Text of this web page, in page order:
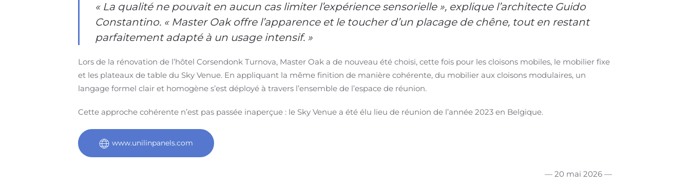
« La qualité ne pouvait en aucun cas limiter l’expérience sensorielle », explique l’architecte Guido
Constantino. « Master Oak offre l’apparence et le toucher d’un placage de chêne, tout en restant
parfaitement adapté à un usage intensif. »
Lors de la rénovation de l’hôtel Corsendonk Turnova, Master Oak a de nouveau été choisi, cette fois pour les cloisons mobiles, le mobilier fixe
et les plateaux de table du Sky Venue. En appliquant la même finition de manière cohérente, du mobilier aux cloisons modulaires, un
langage formel clair et homogène s’est déployé à travers l’ensemble de l’espace de réunion.
Cette approche cohérente n’est pas passée inaperçue : le Sky Venue a été élu lieu de réunion de l’année 2023 en Belgique.
www.unilinpanels.com
— 20 mai 2026 —